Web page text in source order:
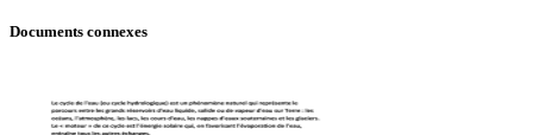
Documents connexes